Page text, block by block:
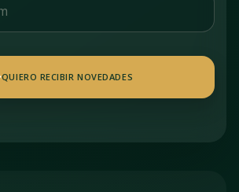
QUIERO RECIBIR NOVEDADES